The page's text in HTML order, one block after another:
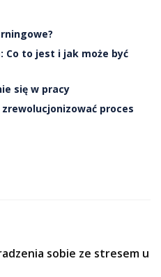
Co to jest i jak może być
się w pracy
proces
sobie ze stresem u